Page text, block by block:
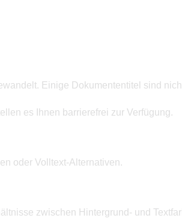
Einige Dokumententitel sind
es Ihnen barrierefrei zur Verfügung.
oder Volltext-Alternativen.
zwischen Hintergrund- und